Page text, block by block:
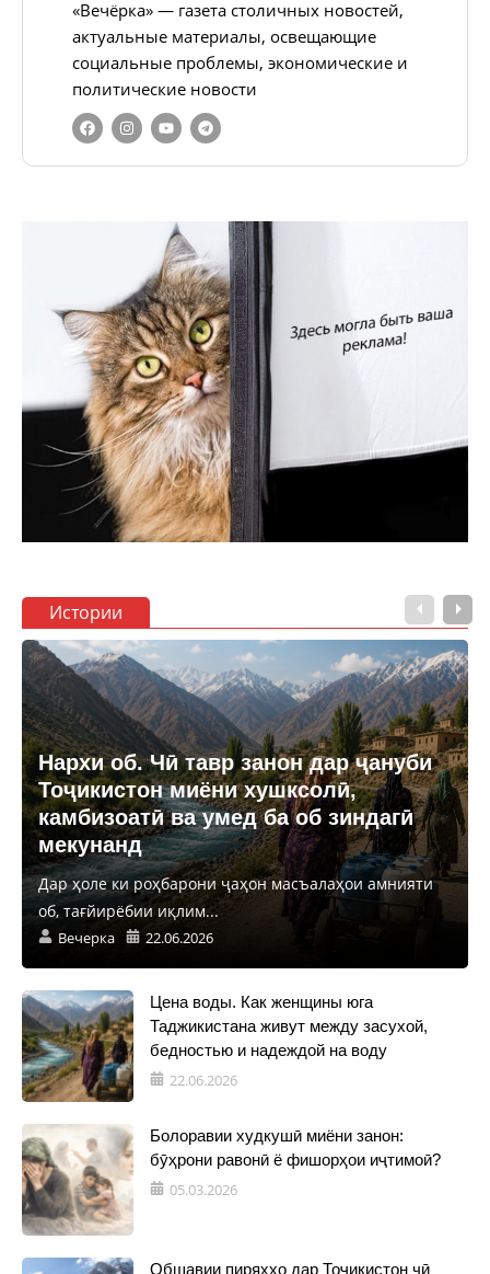
«Вечёрка» — газета столичных новостей,
актуальные материалы, освещающие
социальные проблемы, экономические и
политические новости
Истории
Нархи об. Чӣ тавр занон дар ҷануби
Тоҷикистон миёни хушксолӣ,
камбизоатӣ ва умед ба об зиндагӣ
мекунанд
Дар ҳоле ки роҳбарони ҷаҳон масъалаҳои амнияти
об, тағйирёбии иқлим...
Вечерка 22.06.2026
Цена воды. Как женщины юга
Таджикистана живут между засухой,
бедностью и надеждой на воду
22.06.2026
Болоравии худкушӣ миёни занон:
бӯҳрони равонӣ ё фишорҳои иҷтимоӣ?
05.03.2026
Обшавии пиряхҳо дар Тоҷикистон чӣ